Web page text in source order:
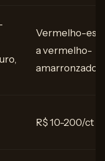
Vermelho-
a vermelho-
amarronzado
R$ 10-200/ct